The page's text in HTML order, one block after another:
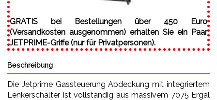
GRATIS bei Bestellungen über 450 Euro
(Versandkosten ausgenommen) erhalten Sie ein Paar
JETPRIME-Griffe (nur für Privatpersonen).
Beschreibung
Die Jetprime Gassteuerung Abdeckung mit integriertem
Lenkerschalter ist vollständig aus massivem 7075 Ergal